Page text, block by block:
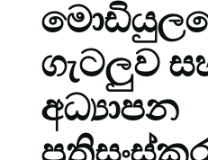
ගැටලුව
අධ්‍යාපන